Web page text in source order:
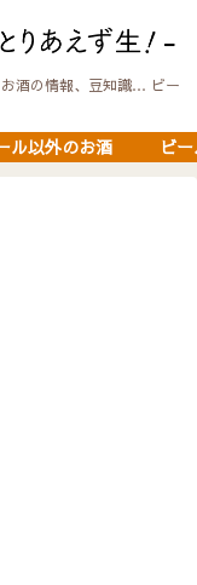
酒の情報、豆知識… ビー
ル以外のお酒 ビ